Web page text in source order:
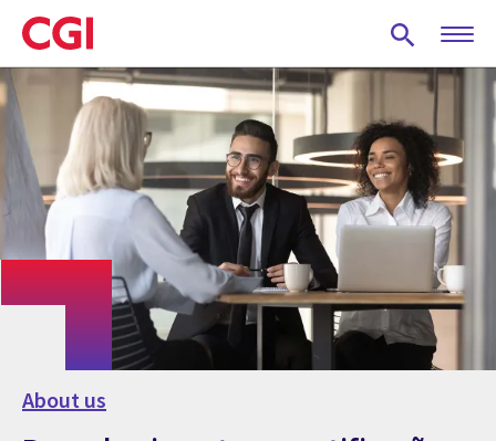
Skip
to
main
content
About us